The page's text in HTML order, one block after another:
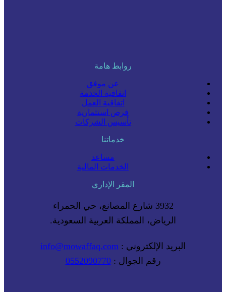
روابط هامة
عن موفق
اتفاقية الخدمة
اتفاقية العمل
فرص استثمارية
تأسيس الشركات
خدماتنا
مساعد
الخدمات المالية
المقر الإداري
3932 شارع المصانع، حي الحمراء
الرياض، المملكة العربية السعودية.
البريد الإلكتروني : info@mowaffaq.com
رقم الجوال :0552090770